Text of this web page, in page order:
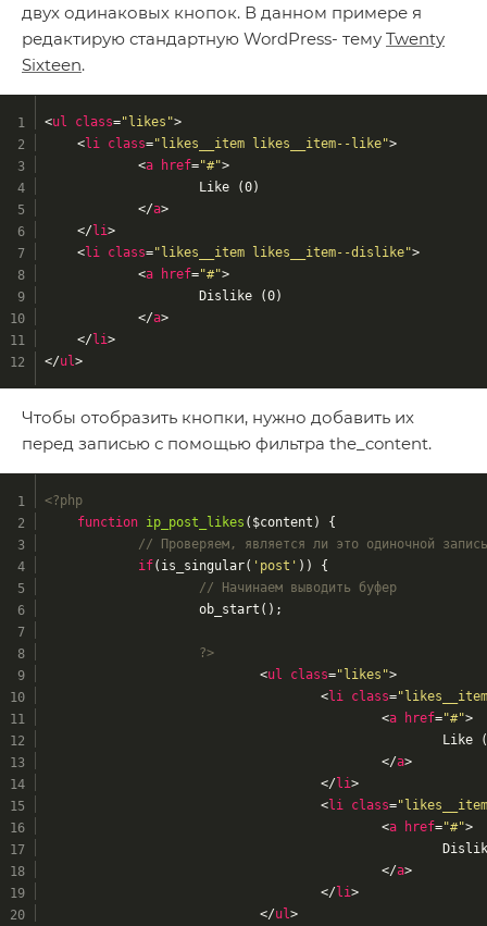
двух одинаковых кнопок. В данном примере я
редактирую стандартную WordPress- тему Twenty
Sixteen.
<ul class="likes">
<li class="likes__item likes__item--like">
<a href="#">
			Like (0)
</a>
</li>
<li class="likes__item likes__item--dislike">
<a href="#">
			Dislike (0)
</a>
</li>
</ul >
Чтобы отобразить кнопки, нужно добавить их
перед записью с помощью фильтра the_content.
<?php
function ip_post_likes ($content)
{
// Проверяем, является ли это одиночной
if(is_singular( 'post' )) {
// Начинаем выводить буфер
			ob_start();
?>
<ul class="likes">
<li class=
<a href="#">
</a>
</li>
<li class=
<a href="#">
</a>
</li>
</ul >